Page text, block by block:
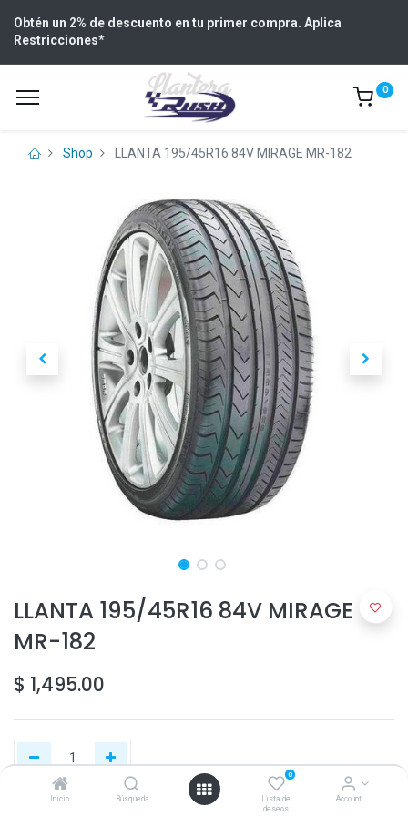
Inicio Búsqueda
0
Lista de
deseos
Account
Obtén un 2% de descuento en tu primer compra. Aplica
Restricciones*
0
Shop LLANTA 195/45R16 84V MIRAGE MR-182
LLANTA 195/45R16 84V MIRAGE
MR-182
$ 1,495.00